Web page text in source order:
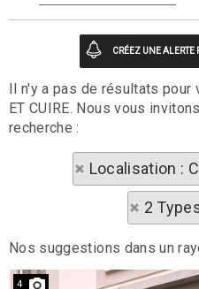
Il n'y a pas de résultats pour
ET CUIRE. Nous vous
recherche :
Localisation :
2
Nos suggestions dans un
4